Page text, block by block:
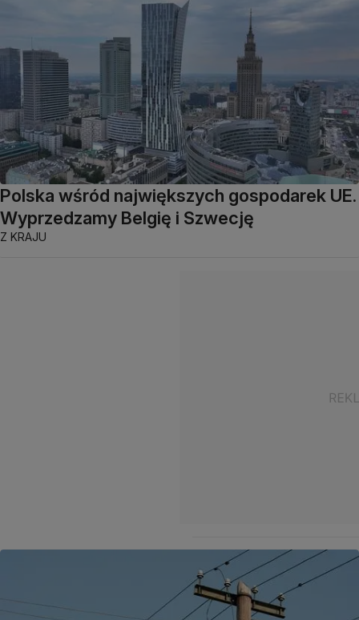
Polska wśród największych gospodarek UE.
Wyprzedzamy Belgię i Szwecję
Z KRAJU